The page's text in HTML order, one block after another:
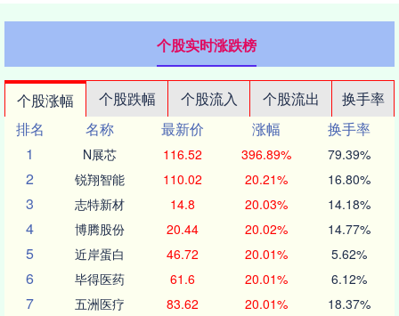
个股实时涨跌榜
个股涨幅 个股跌幅 个股流入 个股流出
换手率
排名
名称 最新价 涨幅
换手率
1
N展芯 116.52 396.89% 79.39%
2 锐翔智能 110.02 20.21% 16.80%
3 志特新材 14.8 20.03% 14.18%
4 博腾股份 20.44 20.02% 14.77%
5 近岸蛋白 46.72 20.01% 5.62%
6 毕得医药 61.6 20.01% 6.12%
7 五洲医疗 83.62 20.01% 18.37%